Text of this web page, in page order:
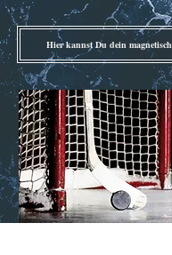
Hier kannst Du dein